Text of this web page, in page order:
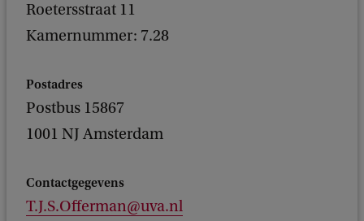
Roetersstraat 11
Kamernummer: 7.28
Postadres
Postbus 15867
1001 NJ Amsterdam
Contactgegevens
T.J.S.Offerman@uva.nl